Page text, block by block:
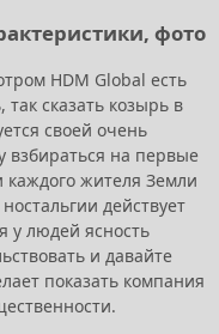
фото
HDM Global есть
сказать козырь в
своей очень
взбираться на первые
каждого жителя Земли
действует
у людей ясность
и давайте
показать компания